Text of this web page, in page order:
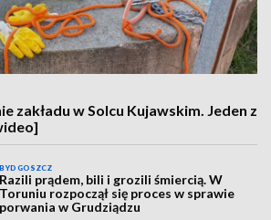
zakładu w Solcu Kujawskim. Jeden z
BYDGOSZCZ
Razili prądem, bili i grozili śmiercią. W
Toruniu rozpoczął się proces w sprawie
porwania w Grudziądzu